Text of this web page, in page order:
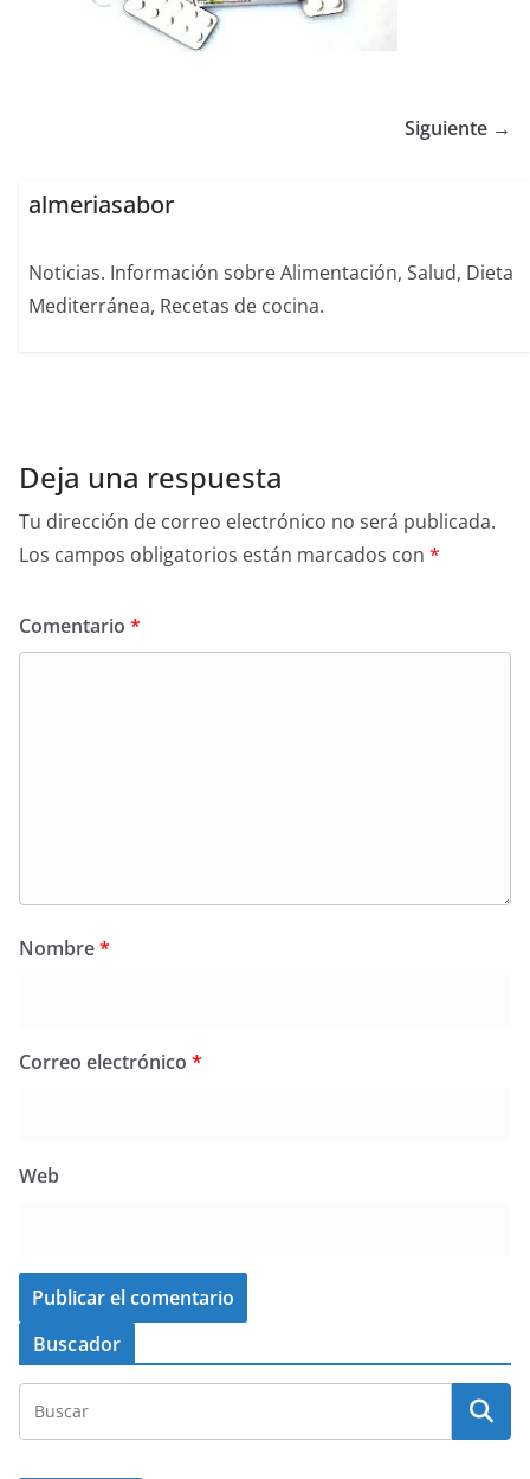
Siguiente →
almeriasabor
Noticias. Información sobre Alimentación, Salud, Dieta
Mediterránea, Recetas de cocina.
Deja una respuesta
Tu dirección de correo electrónico no será publicada.
Los campos obligatorios están marcados con *
Comentario *
Nombre*
Correo electrónico *
Web
Buscador